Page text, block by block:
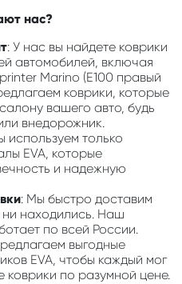
нас?
: У нас вы найдете коврики
автомобилей, включая
Marino (E100 правый
коврики, которые
вашего авто, будь
внедорожник.
используем только
EVA, которые
и надежную
: Мы быстро доставим
ни находились. Наш
по всей России.
выгодные
EVA, чтобы каждый мог
коврики по разумной цене.